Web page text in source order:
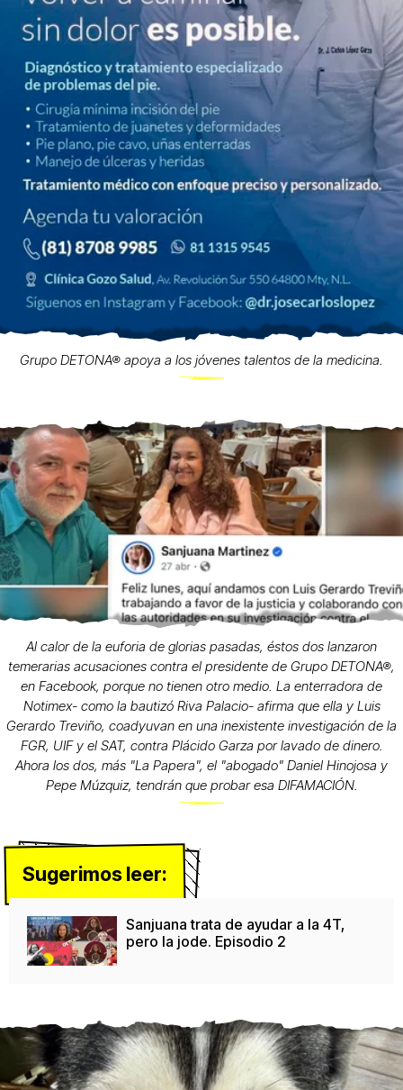
Grupo DETONA® apoya a los jóvenes talentos de la medicina.
Al calor de la euforia de glorias pasadas, éstos dos lanzaron
temerarias acusaciones contra el presidente de Grupo DETONA®,
en Facebook, porque no tienen otro medio. La enterradora de
Notimex- como la bautizó Riva Palacio- afirma que ella y Luis
Gerardo Treviño, coadyuvan en una inexistente investigación de la
FGR, UIF y el SAT, contra Plácido Garza por lavado de dinero.
Ahora los dos, más "La Papera", el "abogado" Daniel Hinojosa y
Pepe Múzquiz, tendrán que probar esa DIFAMACIÓN.
Sugerimos leer:
Sanjuana trata de ayudar a la 4T,
pero la jode. Episodio 2